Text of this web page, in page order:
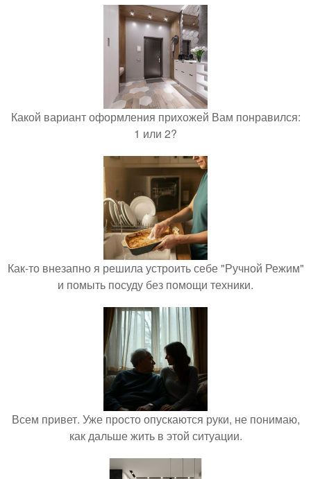
Какой вариант оформления прихожей Вам понравился:
1 или 2?
Как-то внезапно я решила устроить себе "Ручной Режим"
и помыть посуду без помощи техники.
Всем привет. Уже просто опускаются руки, не понимаю,
как дальше жить в этой ситуации.